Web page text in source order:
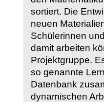
sortiert. Die
neuen
Schülerinnen
damit arbeiten
Projektgruppe.
so genannte
Datenbank
dynamischen